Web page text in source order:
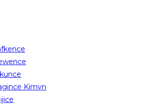
Kimvn